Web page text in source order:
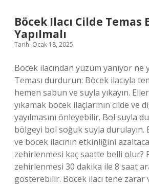
Böcek Ilacı Cilde Temas
Yapılmalı
Tarih: Ocak 18, 2025
Böcek ilacından yüzüm yanıyor ne
Teması durdurun: Böcek ilacıyla
hemen sabun ve suyla yıkayın.
yıkamak böcek ilaçlarının cilde ve
yayılmasını önleyebilir. Bol suyla
bölgeyi bol soğuk suyla durulayın.
ve böcek ilacının etkinliğini
zehirlenmesi kaç saatte belli olur?
zehirlenmesi 30 dakika ile 8 saat
gösterebilir. Böcek ilacı tene zarar